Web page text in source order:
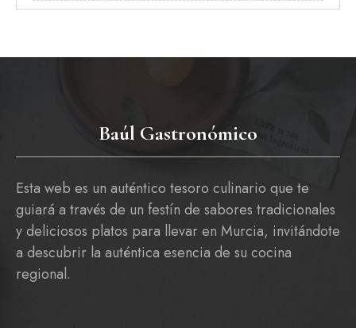
Baúl Gastronómico
Esta web es un auténtico tesoro culinario que te
guiará a través de un festín de sabores tradicionales
y deliciosos platos para llevar en Murcia, invitándote
a descubrir la auténtica esencia de su cocina
regional.